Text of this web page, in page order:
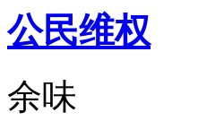
公民维权
余味